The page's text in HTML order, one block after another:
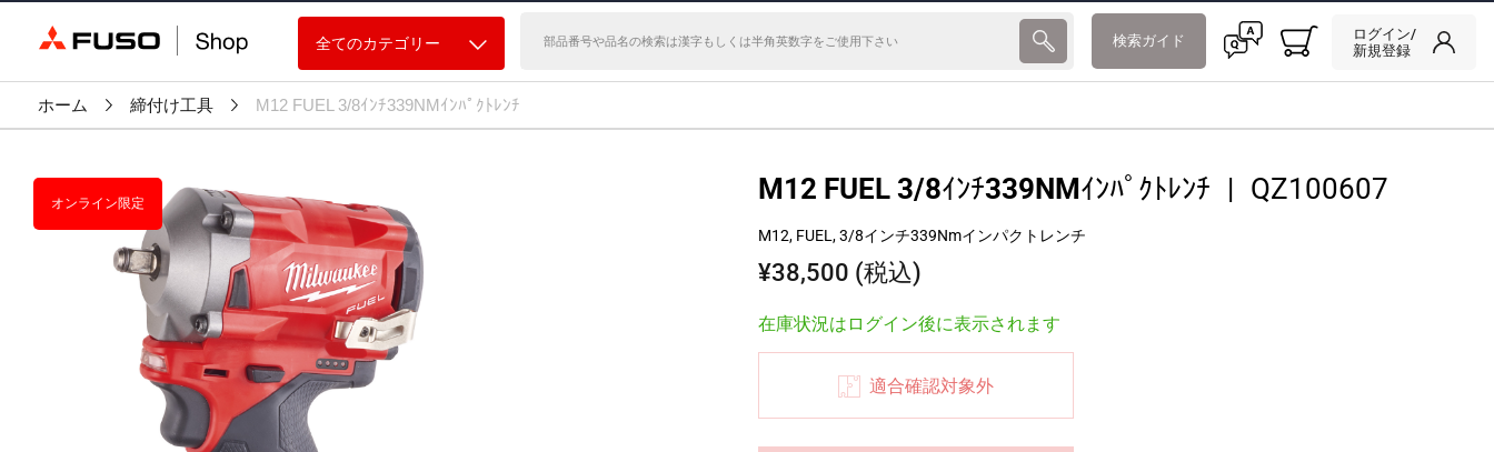
全てのカテゴリー 検索ガイド
ログイン/
新規登録
ホーム 締付け工具 M12 FUEL 3/8ｲﾝﾁ339NMｲﾝﾊﾟｸﾄﾚﾝﾁ
オンライン限定 M12 FUEL 3/8ｲﾝﾁ339NMｲﾝﾊﾟｸﾄﾚﾝﾁ | QZ100607
M12, FUEL, 3/8インチ339Nmインパクトレンチ
¥38,500 (税込)
在庫状況はログイン後に表示されます
適合確認対象外